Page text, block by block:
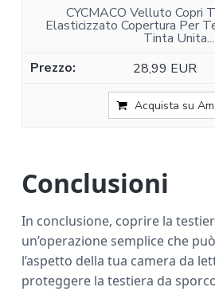
CYCMACO Velluto Copri
Elasticizzato Copertura Per
Tinta Unita...
28,99 EUR
Acquista su
Conclusioni
In conclusione, coprire la
un’operazione semplice che
l’aspetto della tua camera da
proteggere la testiera da